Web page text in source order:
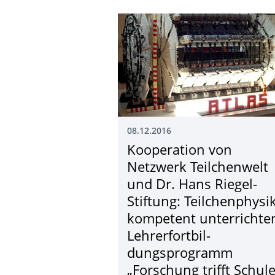
08.12.2016
Kooperation von
Netzwerk Teilchenwelt
und Dr. Hans Riegel-
Stiftung:
kompetent
Lehrerfortbil­
dungsprogramm
„Forschung trifft